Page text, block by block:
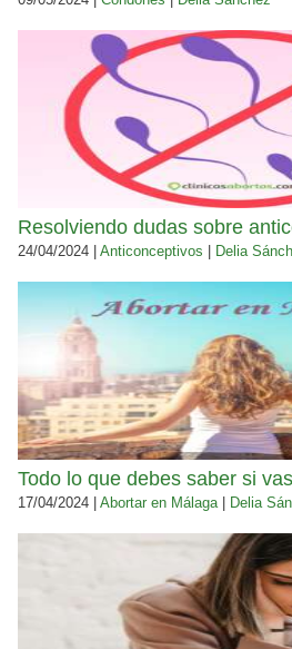
Resolviendo dudas sobre
24/04/2024 | Anticonceptivos Delia
Todo lo que debes saber si
17/04/2024 | Abortar en Málaga Delia